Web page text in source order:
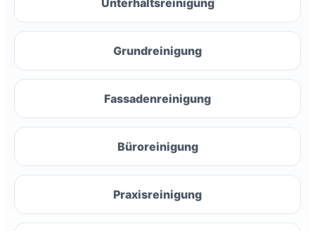
Unterhaltsreinigung
Grundreinigung
Fassadenreinigung
Büroreinigung
Praxisreinigung